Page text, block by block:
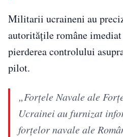
Militarii ucraineni au
autoritățile române imediat
pierderea controlului
pilot.
„Forțele Navale ale
Ucrainei au furnizat
forțelor navale ale